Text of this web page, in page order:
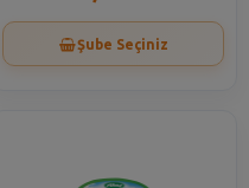
Şube Seçiniz